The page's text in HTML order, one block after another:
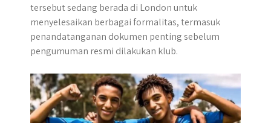
tersebut sedang berada di London untuk
menyelesaikan berbagai formalitas, termasuk
penandatanganan dokumen penting sebelum
pengumuman resmi dilakukan klub.